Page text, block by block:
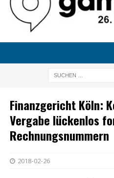
Finanzgericht Köln:
Vergabe lückenlos
Rechnungsnummern
2018-02-26